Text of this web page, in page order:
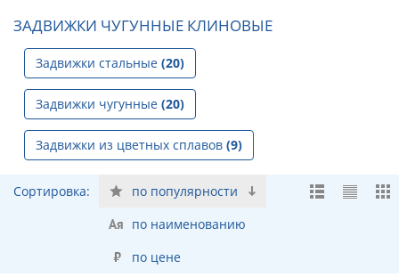
ЗАДВИЖКИ ЧУГУННЫЕ КЛИНОВЫЕ
Задвижки стальные (20)
Задвижки чугунные (20)
Задвижки из цветных сплавов (9)
Сортировка:
по популярности
по наименованию
по цене